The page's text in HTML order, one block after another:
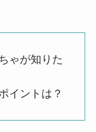
ゃが知りた
イントは？